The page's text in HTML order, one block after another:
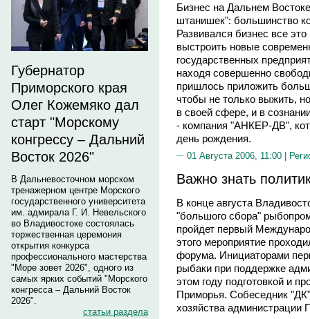
Губернатор
Приморского края
Олег Кожемяко дал
старт "Морскому
конгрессу – Дальний
Восток 2026"
В Дальневосточном морском
тренажерном центре Морского
государственного университета
им. адмирала Г. И. Невельского
во Владивостоке состоялась
торжественная церемония
открытия конкурса
профессионального мастерства
"Море зовет 2026", одного из
самых ярких событий "Морского
конгресса – Дальний Восток
2026".
статьи раздела
Бизнес на Дальнем
штанишек": большинство
Развивался бизнес все
выстроить новые
государственных
находя совершенно
пришлось приложить
чтобы не только выжить,
в своей сфере, и в
- компания "АНКЕР-ДВ",
день рождения.
01 Августа 2006, 11:00 |
Важно знать
В конце августа
"большого сбора"
пройдет первый
этого мероприятие
форума. Инициаторами
рыбаки при поддержке
этом году подготовкой и
Приморья. Собеседник
хозяйства